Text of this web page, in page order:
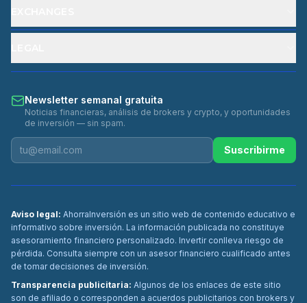
Newsletter semanal gratuita
Noticias financieras, análisis de brokers y crypto, y oportunidades
de inversión — sin spam.
Suscribirme
Aviso legal: AhorraInversión es un sitio web de contenido educativo e
informativo sobre inversión. La información publicada no constituye
asesoramiento financiero personalizado. Invertir conlleva riesgo de
pérdida. Consulta siempre con un asesor financiero cualificado antes
de tomar decisiones de inversión.
Transparencia publicitaria: Algunos de los enlaces de este sitio
son de afiliado o corresponden a acuerdos publicitarios con brokers y